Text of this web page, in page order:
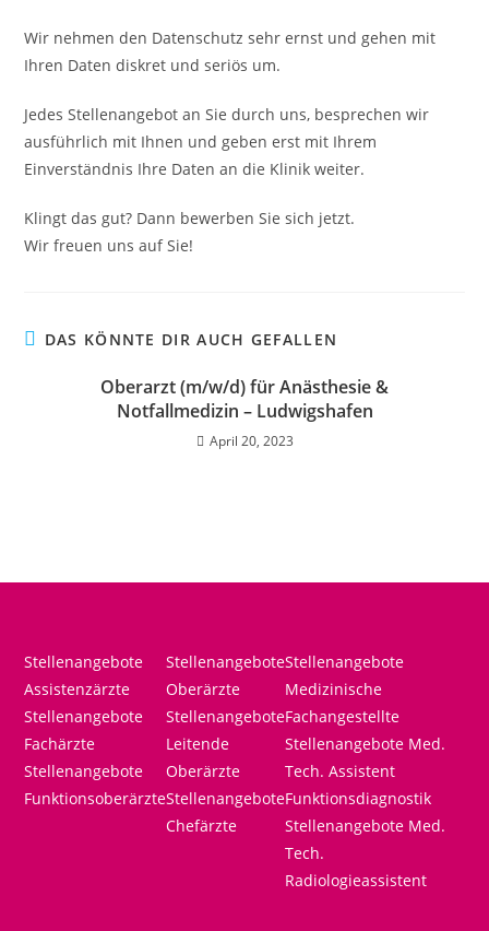
Wir nehmen den Datenschutz sehr ernst und gehen mit
Ihren Daten diskret und seriös um.
Jedes Stellenangebot an Sie durch uns, besprechen wir
ausführlich mit Ihnen und geben erst mit Ihrem
Einverständnis Ihre Daten an die Klinik weiter.
Klingt das gut? Dann bewerben Sie sich jetzt.
Wir freuen uns auf Sie!
DAS KÖNNTE DIR AUCH GEFALLEN
Oberarzt (m/w/d) für Anästhesie &
Notfallmedizin – Ludwigshafen
April 20, 2023
Stellenangebote
Assistenzärzte
Stellenangebote
Fachärzte
Stellenangebote
Funktionsoberärzte
Stellenangebote
Oberärzte
Stellenangebote
Leitende
Oberärzte
Stellenangebote
Chefärzte
Stellenangebote
Medizinische
Fachangestellte
Stellenangebote Med.
Tech. Assistent
Funktionsdiagnostik
Stellenangebote Med.
Tech.
Radiologieassistent